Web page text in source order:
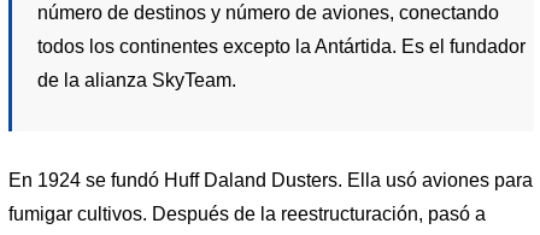
número de destinos y número de aviones, conectando
todos los continentes excepto la Antártida. Es el fundador
de la alianza SkyTeam.
En 1924 se fundó Huff Daland Dusters. Ella usó aviones para
fumigar cultivos. Después de la reestructuración, pasó a